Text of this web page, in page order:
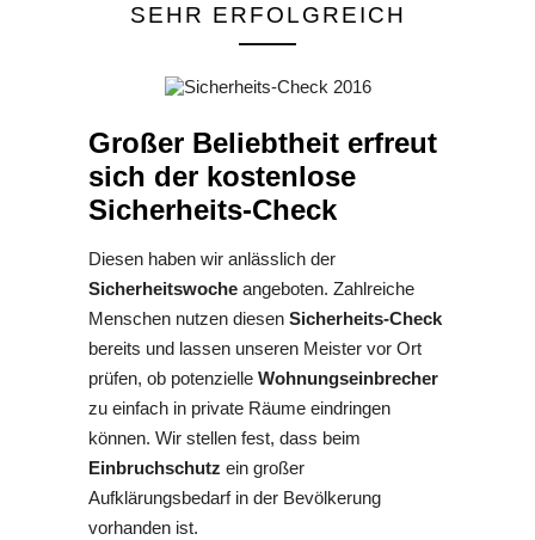
SEHR ERFOLGREICH
Großer Beliebtheit erfreut
sich der kostenlose
Sicherheits-Check
Diesen haben wir anlässlich der
Sicherheitswoche angeboten. Zahlreiche
Menschen nutzen diesen Sicherheits-Check
bereits und lassen unseren Meister vor Ort
prüfen, ob potenzielle Wohnungseinbrecher
zu einfach in private Räume eindringen
können. Wir stellen fest, dass beim
Einbruchschutz ein großer
Aufklärungsbedarf in der Bevölkerung
vorhanden ist.